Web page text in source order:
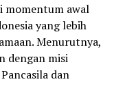
momentum awal
yang lebih
Menurutnya,
dengan misi
dan